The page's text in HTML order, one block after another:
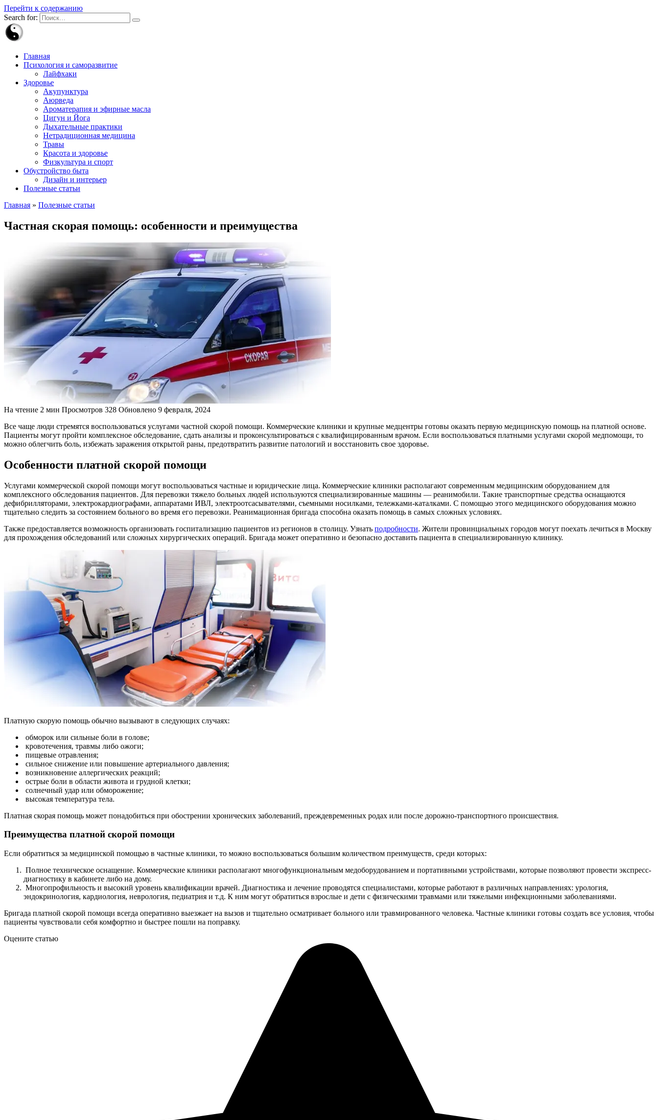
Перейти к содержанию
Search for:
Главная
Психология и саморазвитие
Лайфхаки
Здоровье
Акупунктура
Аюрведа
Ароматерапия и эфирные масла
Цигун и Йога
Дыхательные практики
Нетрадиционная медицина
Травы
Красота и здоровье
Физкультура и спорт
Обустройство быта
Дизайн и интерьер
Полезные статьи
Главная » Полезные статьи
Частная скорая помощь: особенности и преимущества
На чтение 2 мин Просмотров 328 Обновлено 9 февраля, 2024
Все чаще люди стремятся воспользоваться услугами частной скорой помощи. Коммерческие клиники и крупные медцентры готовы оказать первую медицинскую помощь на платной основе.
Пациенты могут пройти комплексное обследование, сдать анализы и проконсультироваться с квалифицированным врачом. Если воспользоваться платными услугами скорой медпомощи, то
можно облегчить боль, избежать заражения открытой раны, предотвратить развитие патологий и восстановить свое здоровье.
Особенности платной скорой помощи
Услугами коммерческой скорой помощи могут воспользоваться частные и юридические лица. Коммерческие клиники располагают современным медицинским оборудованием для
комплексного обследования пациентов. Для перевозки тяжело больных людей используются специализированные машины — реанимобили. Такие транспортные средства оснащаются
дефибрилляторами, электрокардиографами, аппаратами ИВЛ, электроотсасывателями, съемными носилками, тележками-каталками. С помощью этого медицинского оборудования можно
тщательно следить за состоянием больного во время его перевозки. Реанимационная бригада способна оказать помощь в самых сложных условиях.
Также предоставляется возможность организовать госпитализацию пациентов из регионов в столицу. Узнать подробности. Жители провинциальных городов могут поехать лечиться в Москву
для прохождения обследований или сложных хирургических операций. Бригада может оперативно и безопасно доставить пациента в специализированную клинику.
Платную скорую помощь обычно вызывают в следующих случаях:
обморок или сильные боли в голове;
кровотечения, травмы либо ожоги;
пищевые отравления;
сильное снижение или повышение артериального давления;
возникновение аллергических реакций;
острые боли в области живота и грудной клетки;
солнечный удар или обморожение;
высокая температура тела.
Платная скорая помощь может понадобиться при обострении хронических заболеваний, преждевременных родах или после дорожно-транспортного происшествия.
Преимущества платной скорой помощи
Если обратиться за медицинской помощью в частные клиники, то можно воспользоваться большим количеством преимуществ, среди которых:
Полное техническое оснащение. Коммерческие клиники располагают многофункциональным медоборудованием и портативными устройствами, которые позволяют провести экспресс-
диагностику в кабинете либо на дому.
Многопрофильность и высокий уровень квалификации врачей. Диагностика и лечение проводятся специалистами, которые работают в различных направлениях: урология,
эндокринология, кардиология, неврология, педиатрия и т.д. К ним могут обратиться взрослые и дети с физическими травмами или тяжелыми инфекционными заболеваниями.
Бригада платной скорой помощи всегда оперативно выезжает на вызов и тщательно осматривает больного или травмированного человека. Частные клиники готовы создать все условия, чтобы
пациенты чувствовали себя комфортно и быстрее пошли на поправку.
Оцените статью